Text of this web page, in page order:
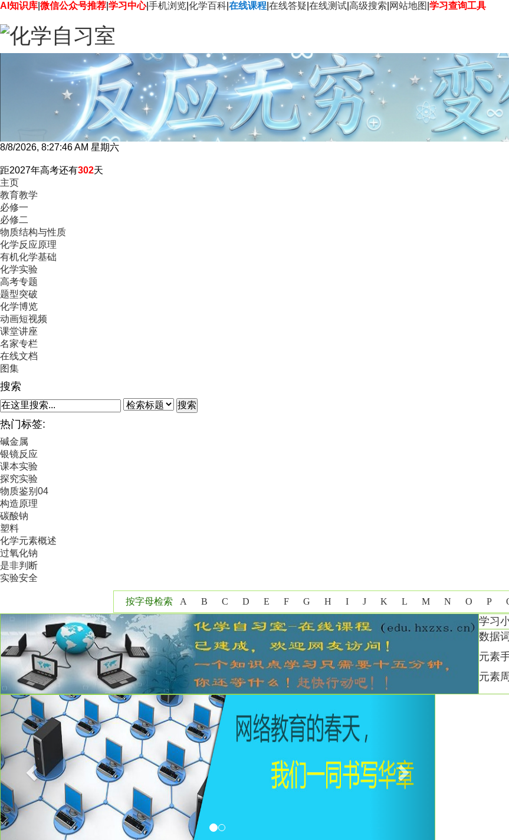
AI知识库 微信公众号推荐 学习中心|手机浏览 化学百科 在线课程 在线答疑 在线测试 高级搜索 网站地图 学习查询工具
8/8/2026, 8:27:47 AM 星期六
距2027年高考还有302天
主页
教育教学
必修一
必修二
物质结构与性质
化学反应原理
有机化学基础
化学实验
高考专题
题型突破
化学博览
动画短视频
课堂讲座
名家专栏
在线文档
图集
搜索
搜索
热门标签:
碱金属
银镜反应
课本实验
探究实验
物质鉴别04
构造原理
碳酸钠
塑料
化学元素概述
过氧化钠
是非判断
实验安全
按字母检索 A B C D E F G H I J K L M N O P
Y Z
学习
数据
元素
元素
Previous